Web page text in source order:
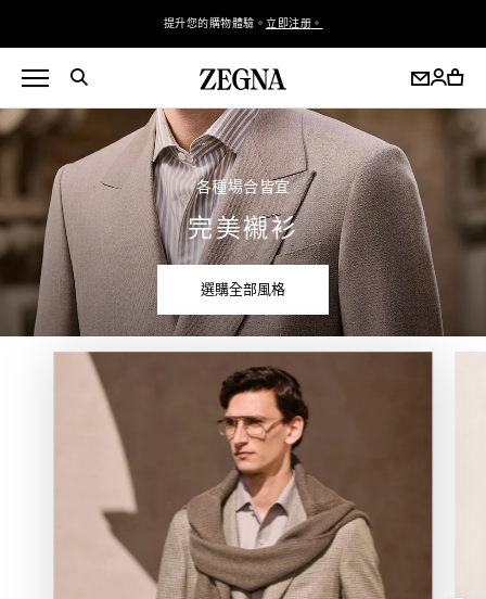
提升您的購物體驗。 立即注册。
各種場合皆宜
完美襯衫
選購全部風格